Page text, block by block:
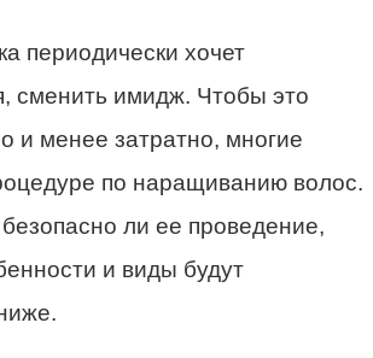
периодически хочет
сменить имидж. Чтобы это
и менее затратно, многие
по наращиванию волос.
ли ее проведение,
и виды будут